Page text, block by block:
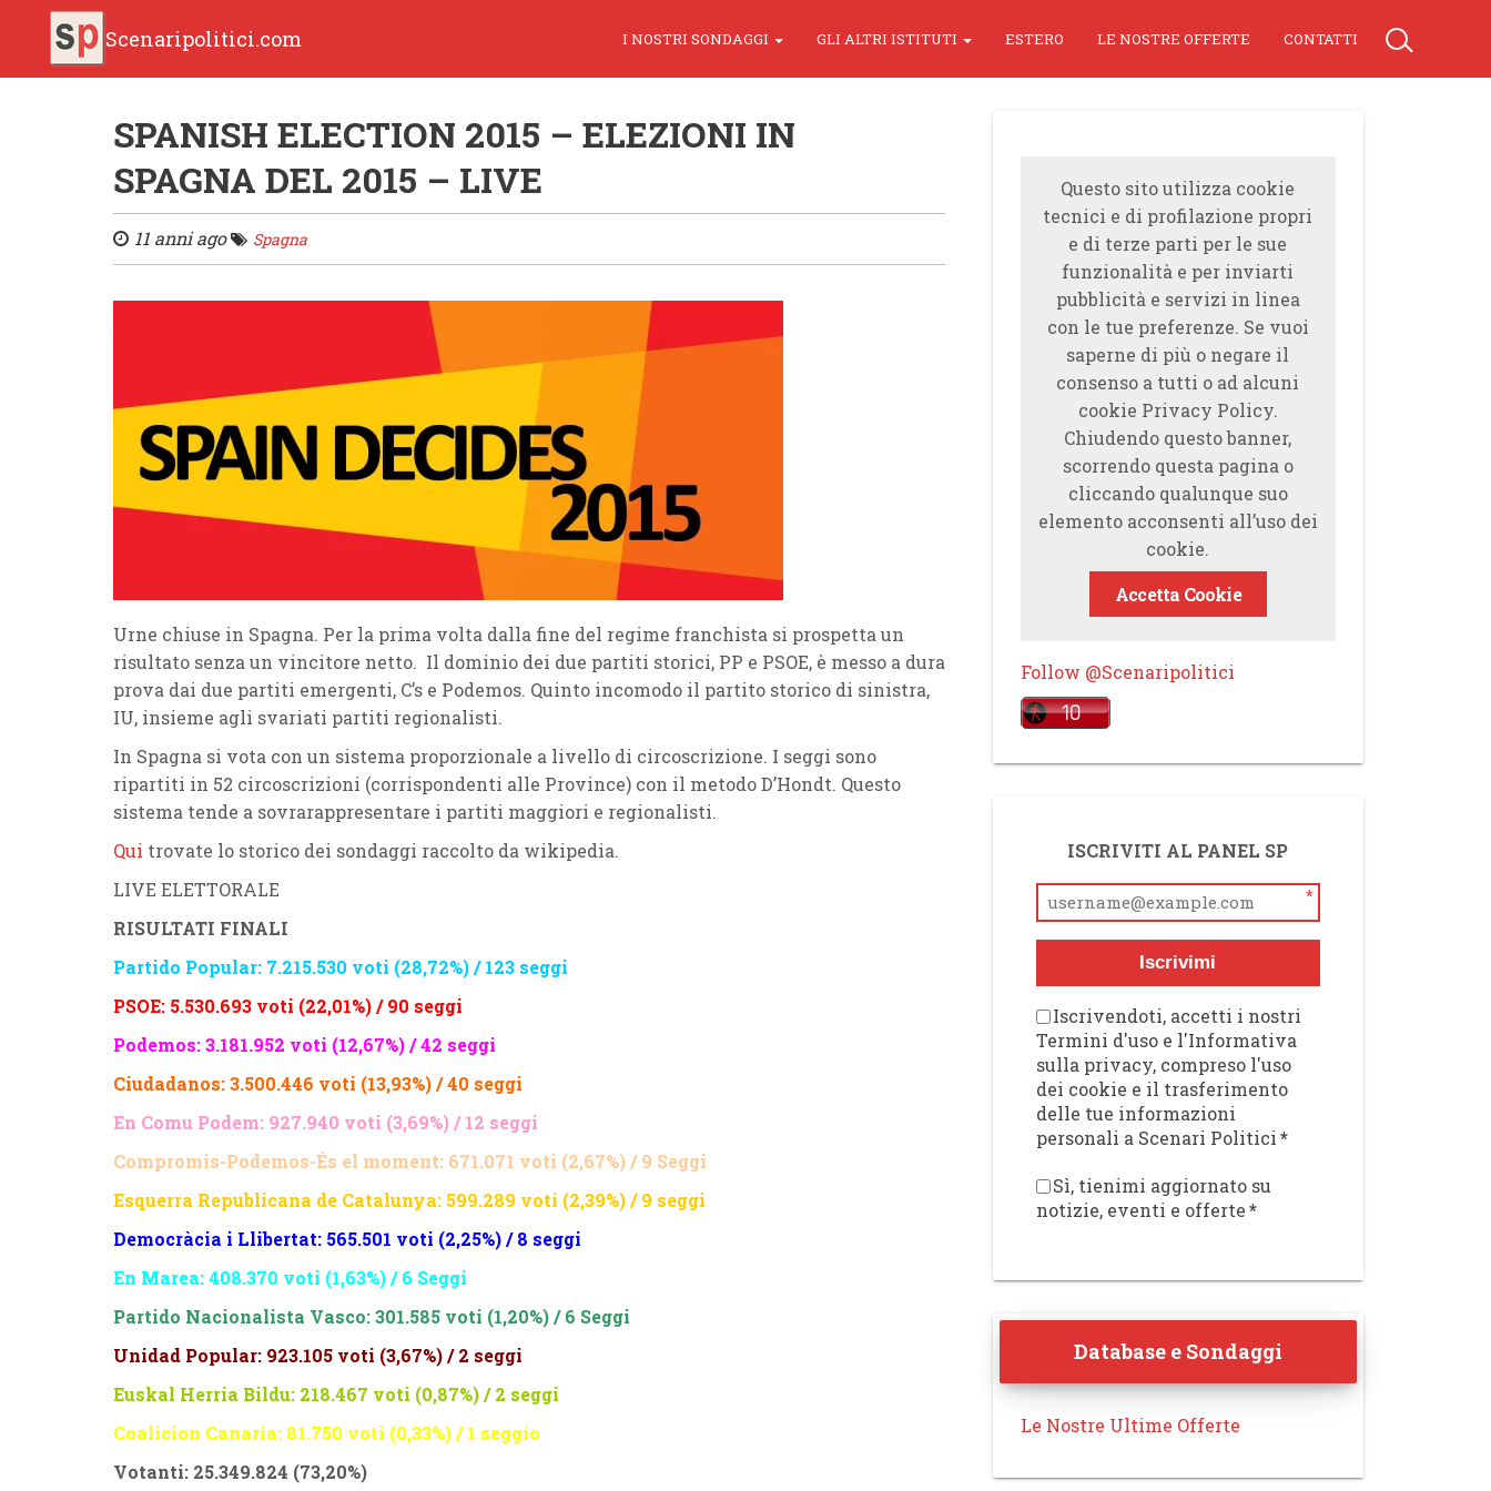
Scenaripolitici.com I NOSTRI SONDAGGI GLI ALTRI ISTITUTI ESTERO LE NOSTRE OFFERTE CONTATTI
SPANISH ELECTION 2015 – ELEZIONI IN
SPAGNA DEL 2015 – LIVE
11 anni ago Spagna
Urne chiuse in Spagna. Per la prima volta dalla fine del regime franchista si prospetta un
risultato senza un vincitore netto. Il dominio dei due partiti storici, PP e PSOE, è messo a dura
prova dai due partiti emergenti, C’s e Podemos. Quinto incomodo il partito storico di sinistra,
IU, insieme agli svariati partiti regionalisti.
In Spagna si vota con un sistema proporzionale a livello di circoscrizione. I seggi sono
ripartiti in 52 circoscrizioni (corrispondenti alle Province) con il metodo D’Hondt. Questo
sistema tende a sovrarappresentare i partiti maggiori e regionalisti.
Qui trovate lo storico dei sondaggi raccolto da wikipedia.
LIVE ELETTORALE
RISULTATI FINALI
Partido Popular: 7.215.530 voti (28,72%) / 123 seggi
PSOE: 5.530.693 voti (22,01%) / 90 seggi
Podemos: 3.181.952 voti (12,67%) / 42 seggi
Ciudadanos: 3.500.446 voti (13,93%) / 40 seggi
En Comu Podem: 927.940 voti (3,69%) / 12 seggi
Compromis-Podemos-És el moment: 671.071 voti (2,67%) / 9 Seggi
Esquerra Republicana de Catalunya: 599.289 voti (2,39%) / 9 seggi
Democràcia i Llibertat: 565.501 voti (2,25%) / 8 seggi
En Marea: 408.370 voti (1,63%) / 6 Seggi
Partido Nacionalista Vasco: 301.585 voti (1,20%) / 6 Seggi
Unidad Popular: 923.105 voti (3,67%) / 2 seggi
Euskal Herria Bildu: 218.467 voti (0,87%) / 2 seggi
Coalicion Canaria: 81.750 voti (0,33%) / 1 seggio
Votanti: 25.349.824 (73,20%)
Questo sito utilizza cookie
tecnici e di profilazione propri
e di terze parti per le sue
funzionalità e per inviarti
pubblicità e servizi in linea
con le tue preferenze. Se vuoi
saperne di più o negare il
consenso a tutti o ad alcuni
cookie Privacy Policy.
Chiudendo questo banner,
scorrendo questa pagina o
cliccando qualunque suo
elemento acconsenti all’uso dei
cookie.
Accetta Cookie
Follow @Scenaripolitici
ISCRIVITI AL PANEL SP
*
Iscrivimi
Iscrivendoti, accetti i nostri
Termini d'uso e l'Informativa
sulla privacy, compreso l'uso
dei cookie e il trasferimento
delle tue informazioni
personali a Scenari Politici*
Sì, tienimi aggiornato su
notizie, eventi e offerte*
Database e Sondaggi
Le Nostre Ultime Offerte